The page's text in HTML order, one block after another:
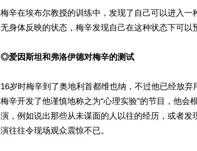
梅辛在埃布尔教授的训练中，发现了自己可以进入一
无身体反映的状态，梅辛发现自己在这种状态下可以
◎爱因斯坦和弗洛伊德对梅辛的测试
16岁时梅辛到了奥地利首都维也纳，不过他已经放弃
梅辛开发了他谨慎地称之为“心理实验”的节目，他会
演，例如说出那些从未谋面的人以往的经历，或者
演往往令现场观众震惊不已。